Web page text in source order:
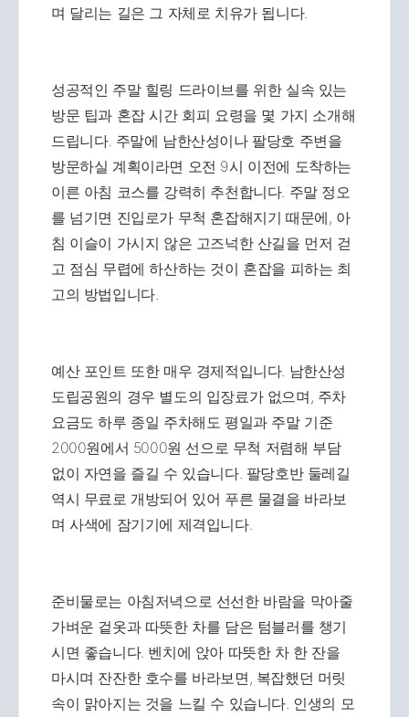
며 달리는 길은 그 자체로 치유가 됩니다.
성공적인 주말 힐링 드라이브를 위한 실속 있는
방문 팁과 혼잡 시간 회피 요령을 몇 가지 소개해
드립니다. 주말에 남한산성이나 팔당호 주변을
방문하실 계획이라면 오전 9시 이전에 도착하는
이른 아침 코스를 강력히 추천합니다. 주말 정오
를 넘기면 진입로가 무척 혼잡해지기 때문에, 아
침 이슬이 가시지 않은 고즈넉한 산길을 먼저 걷
고 점심 무렵에 하산하는 것이 혼잡을 피하는 최
고의 방법입니다.
예산 포인트 또한 매우 경제적입니다. 남한산성
도립공원의 경우 별도의 입장료가 없으며, 주차
요금도 하루 종일 주차해도 평일과 주말 기준
2000원에서 5000원 선으로 무척 저렴해 부담
없이 자연을 즐길 수 있습니다. 팔당호반 둘레길
역시 무료로 개방되어 있어 푸른 물결을 바라보
며 사색에 잠기기에 제격입니다.
준비물로는 아침저녁으로 선선한 바람을 막아줄
가벼운 겉옷과 따뜻한 차를 담은 텀블러를 챙기
시면 좋습니다. 벤치에 앉아 따뜻한 차 한 잔을
마시며 잔잔한 호수를 바라보면, 복잡했던 머릿
속이 맑아지는 것을 느킬 수 있습니다. 인생의 모